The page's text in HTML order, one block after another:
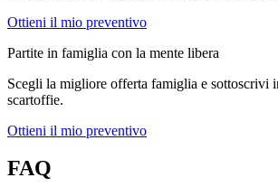
Ottieni il mio preventivo
Partite in famiglia con la mente libera
Scegli la migliore offerta famiglia e sottoscrivi
scartoffie.
Ottieni il mio preventivo
FAQ